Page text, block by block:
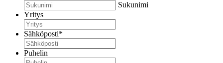
Sukunimi
Yritys
Sähköposti*
Puhelin